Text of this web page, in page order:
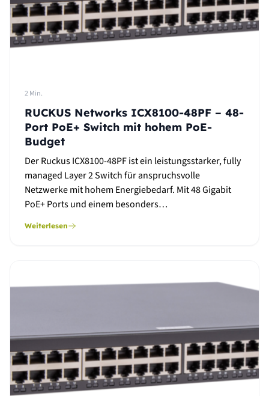
2 Min.
RUCKUS Networks ICX8100-48PF – 48-
Port PoE+ Switch mit hohem PoE-
Budget
Der Ruckus ICX8100-48PF ist ein leistungsstarker, fully
managed Layer 2 Switch für anspruchsvolle
Netzwerke mit hohem Energiebedarf. Mit 48 Gigabit
PoE+ Ports und einem besonders…
Weiterlesen